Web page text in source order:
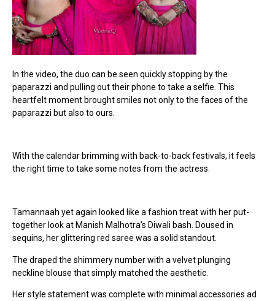
In the video, the duo can be seen quickly stopping by the
paparazzi and pulling out their phone to take a selfie. This
heartfelt moment brought smiles not only to the faces of the
paparazzi but also to ours.
With the calendar brimming with back-to-back festivals, it feels
the right time to take some notes from the actress.
Tamannaah yet again looked like a fashion treat with her put-
together look at Manish Malhotra’s Diwali bash. Doused in
sequins, her glittering red saree was a solid standout.
The draped the shimmery number with a velvet plunging
neckline blouse that simply matched the aesthetic.
Her style statement was complete with minimal accessories ad